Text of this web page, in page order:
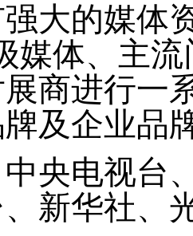
大的媒体
媒体、主
商进行一
及企业品
中央电视台
新华社、